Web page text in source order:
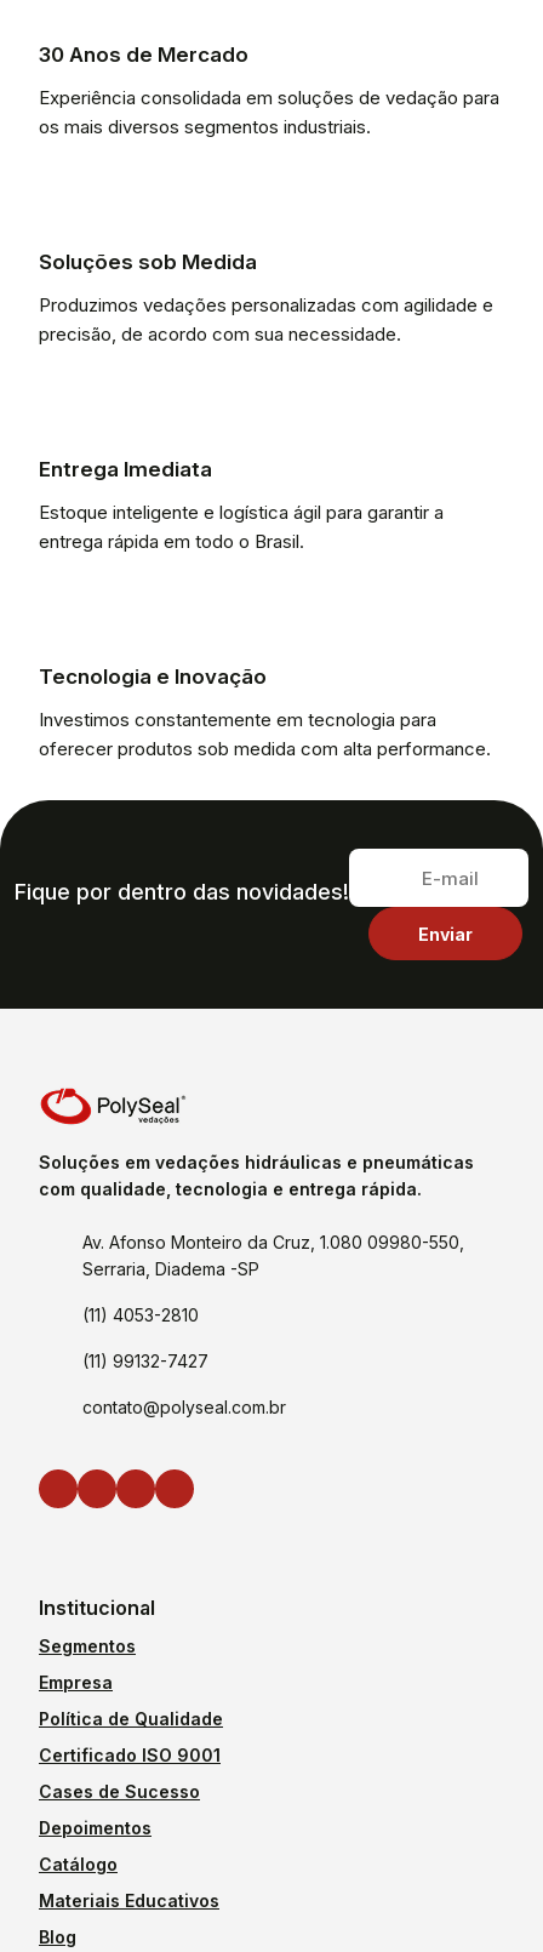
30 Anos de Mercado
Experiência consolidada em soluções de vedação para
os mais diversos segmentos industriais.
Soluções sob Medida
Produzimos vedações personalizadas com agilidade e
precisão, de acordo com sua necessidade.
Entrega Imediata
Estoque inteligente e logística ágil para garantir a
entrega rápida em todo o Brasil.
Tecnologia e Inovação
Investimos constantemente em tecnologia para
oferecer produtos sob medida com alta performance.
Fique por dentro das novidades!
Soluções em vedações hidráulicas e pneumáticas
com qualidade, tecnologia e entrega rápida.
Av. Afonso Monteiro da Cruz, 1.080 09980-550,
Serraria, Diadema -SP
(11) 4053-2810
(11) 99132-7427
contato@polyseal.com.br
Institucional
Segmentos
Empresa
Política de Qualidade
Certificado ISO 9001
Cases de Sucesso
Depoimentos
Catálogo
Materiais Educativos
Blog